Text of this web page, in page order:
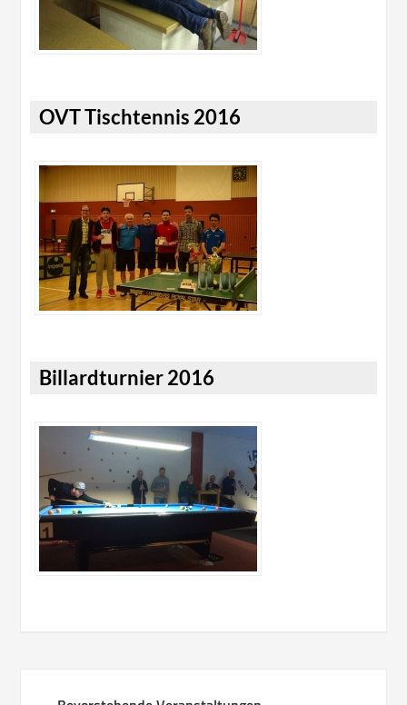
OVT Tischtennis 2016
Billardturnier 2016